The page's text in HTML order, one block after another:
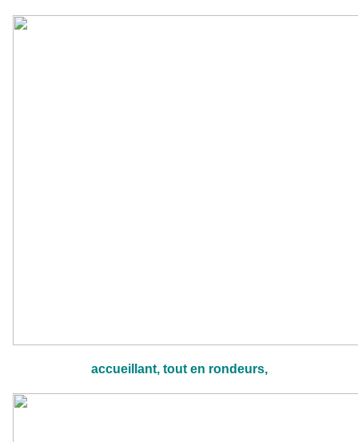
accueillant, tout en rondeurs,